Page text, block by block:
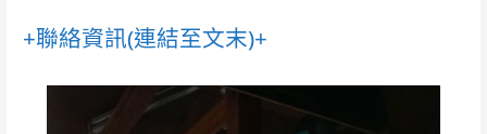
+聯絡資訊(連結至文末)+